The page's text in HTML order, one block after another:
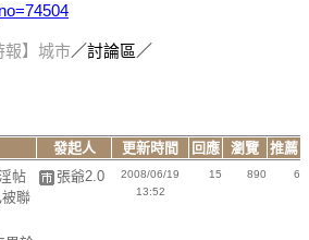
報】城市／討論區／
發起人 更新時間 回應 瀏覽
推薦
帖
聯
張爺2.0
2008/06/19
13:52
15 890 6